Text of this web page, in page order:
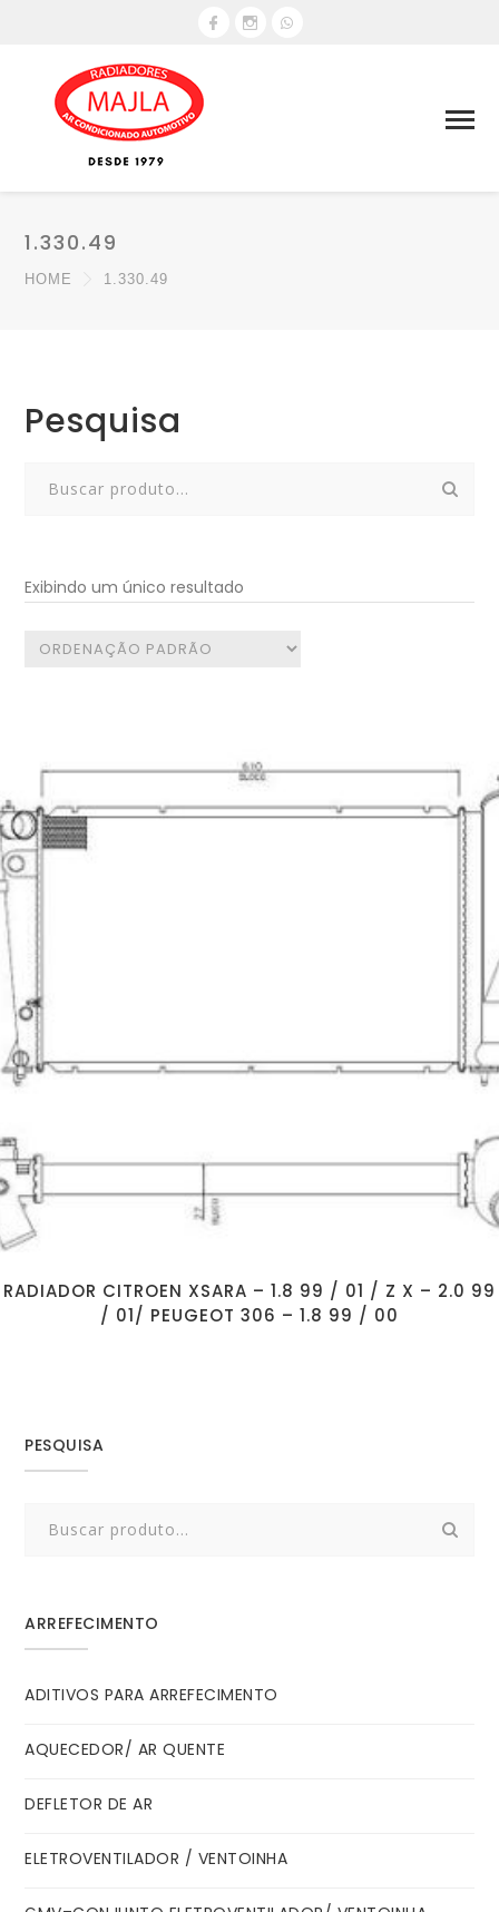
1.330.49
HOME 1.330.49
Pesquisa
Exibindo um único resultado
RADIADOR CITROEN XSARA – 1.8 99 / 01 / Z X – 2.0 99
/ 01/ PEUGEOT 306 – 1.8 99 / 00
PESQUISA
ARREFECIMENTO
ADITIVOS PARA ARREFECIMENTO
AQUECEDOR/ AR QUENTE
DEFLETOR DE AR
ELETROVENTILADOR / VENTOINHA